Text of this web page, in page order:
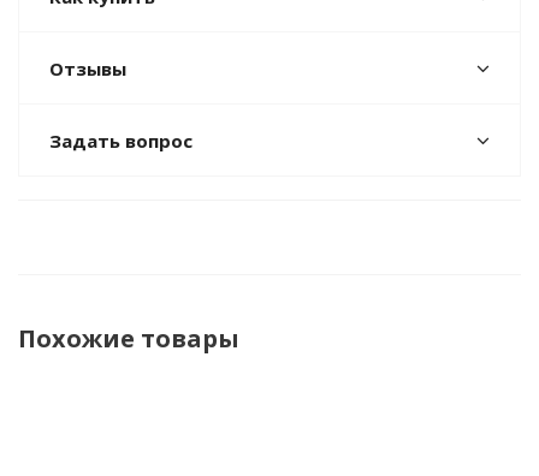
Отзывы
Задать вопрос
Похожие товары